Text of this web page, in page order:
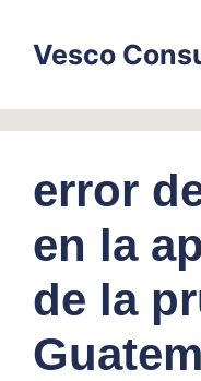
contentVesco
error
en la
de la